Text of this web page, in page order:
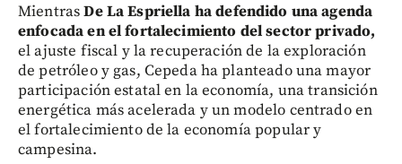
MientrasDe La Espriella ha defendido una agenda
enfocada en el fortalecimiento del sector privado,
el ajuste fiscal y la recuperación de la exploración
de petróleo y gas, Cepeda ha planteado una mayor
participación estatal en la economía, una transición
energética más acelerada y un modelo centrado en
el fortalecimiento de la economía popular y
campesina.